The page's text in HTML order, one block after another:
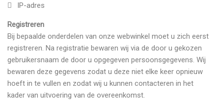
IP-adres
Registreren
Bij bepaalde onderdelen van onze webwinkel moet u zich eerst
registreren. Na registratie bewaren wij via de door u gekozen
gebruikersnaam de door u opgegeven persoonsgegevens. Wij
bewaren deze gegevens zodat u deze niet elke keer opnieuw
hoeft in te vullen en zodat wij u kunnen contacteren in het
kader van uitvoering van de overeenkomst.